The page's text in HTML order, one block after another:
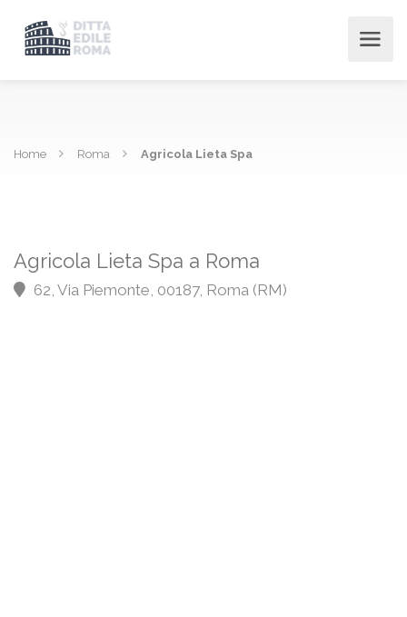
Home Roma Agricola Lieta Spa
Agricola Lieta Spa a Roma
62, Via Piemonte, 00187, Roma (RM)